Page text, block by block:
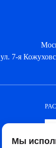
ул. 7-я
Мы